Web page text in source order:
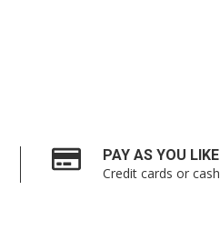
PAY AS YOU LIKE
Credit cards or cash